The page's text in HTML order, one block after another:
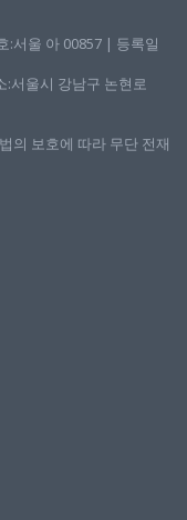
:서울 아 00857 | 등록일
서울시 강남구 논현로
의 보호에 따라 무단 전재